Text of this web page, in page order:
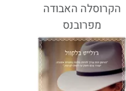
הקרוסלה האבודה
מפרובנס